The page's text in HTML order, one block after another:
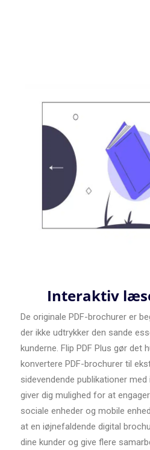
Interaktiv
De originale PDF-brochurer er
der ikke udtrykker den sande
kunderne. Flip PDF Plus gør det
konvertere PDF-brochurer til
sidevendende publikationer
giver dig mulighed for at
sociale enheder og mobile
at en iøjnefaldende digital
dine kunder og give flere